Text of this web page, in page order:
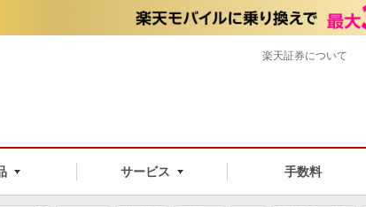
サービス 手数料
楽天証券について